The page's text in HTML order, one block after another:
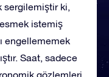
sergilemiştir ki,
istemiş
engellememek
Saat, sadece
gözlemleri